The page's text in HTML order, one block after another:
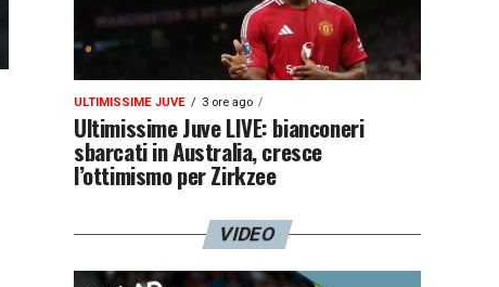
ULTIMISSIME JUVE 3 ore ago
Ultimissime Juve LIVE: bianconeri
sbarcati in Australia, cresce
l’ottimismo per Zirkzee
VIDEO